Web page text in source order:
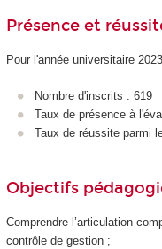
Présence et
Pour l'année universitaire
Nombre d'inscrits : 619
Taux de présence à
Taux de réussite parmi
Objectifs
Comprendre l’articulation
contrôle de gestion ;